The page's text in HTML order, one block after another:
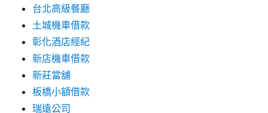
台北高級餐廳
土城機車借款
彰化酒店經紀
新店機車借款
新莊當舖
板橋小額借款
瑞遠公司